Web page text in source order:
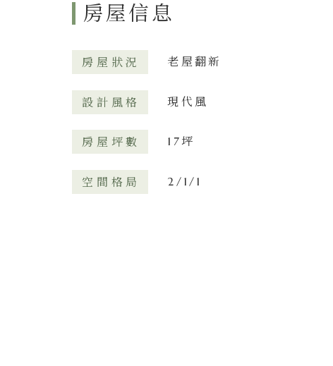
房屋信息
房屋狀況 老屋翻新
設計風格 現代風
房屋坪數 17坪
空間格局 2/1/1